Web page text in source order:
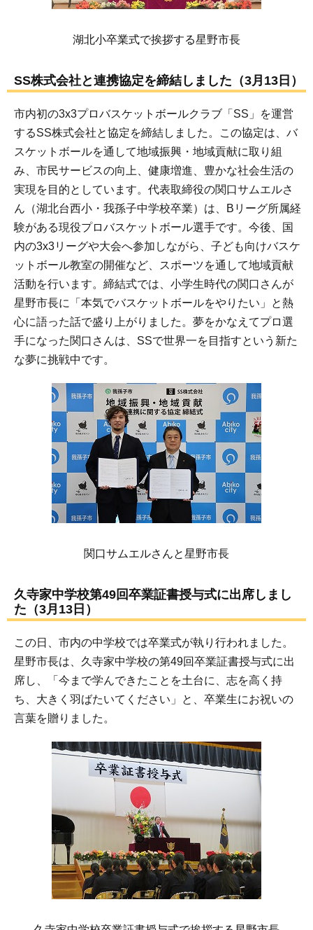
湖北小卒業式で挨拶する星野市長
SS株式会社と連携協定を締結しました（3月13日）
市内初の3x3プロバスケットボールクラブ「SS」を運営
するSS株式会社と協定を締結しました。この協定は、バ
スケットボールを通して地域振興・地域貢献に取り組
み、市民サービスの向上、健康増進、豊かな社会生活の
実現を目的としています。代表取締役の関口サムエルさ
ん（湖北台西小・我孫子中学校卒業）は、Bリーグ所属経
験がある現役プロバスケットボール選手です。今後、国
内の3x3リーグや大会へ参加しながら、子ども向けバスケ
ットボール教室の開催など、スポーツを通して地域貢献
活動を行います。締結式では、小学生時代の関口さんが
星野市長に「本気でバスケットボールをやりたい」と熱
心に語った話で盛り上がりました。夢をかなえてプロ選
手になった関口さんは、SSで世界一を目指すという新た
な夢に挑戦中です。
関口サムエルさんと星野市長
久寺家中学校第49回卒業証書授与式に出席しまし
た（3月13日）
この日、市内の中学校では卒業式が執り行われました。
星野市長は、久寺家中学校の第49回卒業証書授与式に出
席し、「今まで学んできたことを土台に、志を高く持
ち、大きく羽ばたいてください」と、卒業生にお祝いの
言葉を贈りました。